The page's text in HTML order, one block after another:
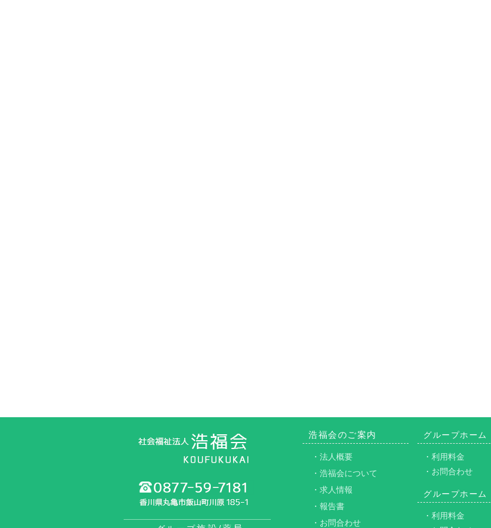
浩福会のご案内
・法人概要
・浩福会について
・求人情報
・報告書
・お問合わせ
グループホーム
・利用料金
・お問合わせ
グループホーム
・利用料金